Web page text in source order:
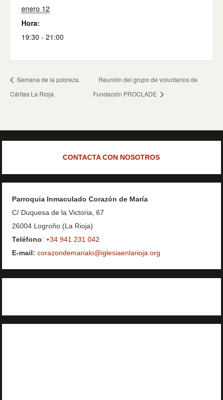
enero 12
Hora:
19:30 - 21:00
Semana de la pobreza.
Cáritas La Rioja.
Reunión del grupo de voluntarios de
Fundación PROCLADE
CONTACTA CON NOSOTROS
Parroquia Inmaculado Corazón de María
C/ Duquesa de la Victoria, 67
26004 Logroño (La Rioja)
Teléfono:+34 941 231 042
E-mail: corazondemarialo@iglesiaenlarioja.org